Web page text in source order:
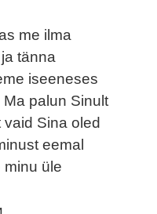
me ilma
tänna
iseeneses
palun Sinult
vaid Sina oled
eemal
minu üle